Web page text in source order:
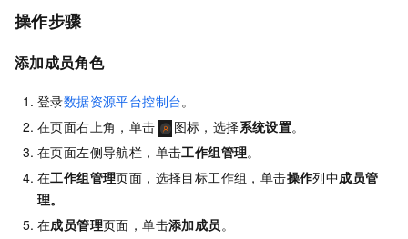
操作步骤
添加成员角色
登录数据资源平台控制台。
在页面右上角，单击
图标，选择系统设置。
在页面左侧导航栏，单击工作组管理。
在工作组管理页面，选择目标工作组，单击操作列中成员管
理。
在成员管理页面，单击添加成员 。